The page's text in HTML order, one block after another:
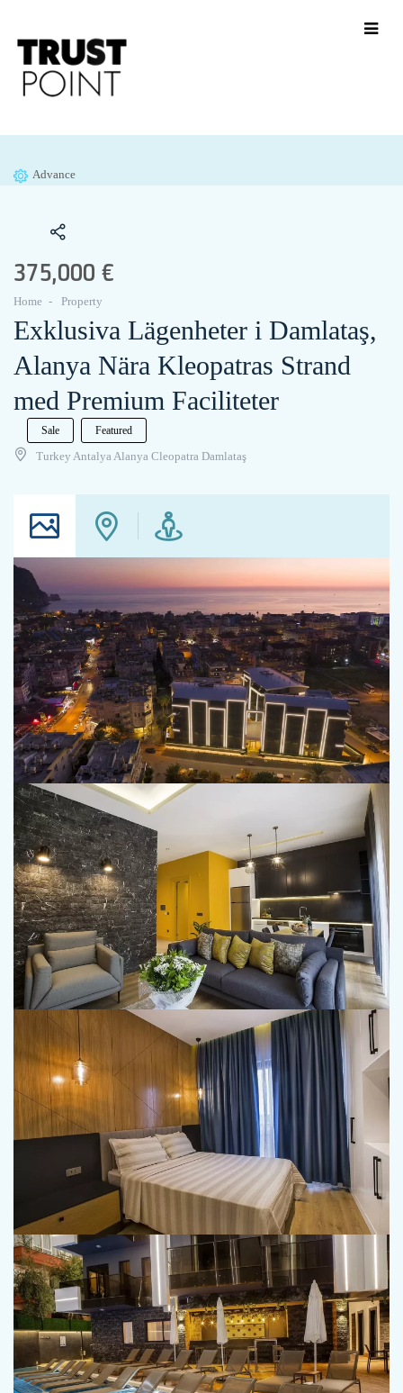
Advance
375,000 €
Home Property
Exklusiva Lägenheter i Damlataş,
Alanya Nära Kleopatras Strand
med Premium Faciliteter
Sale Featured
Turkey Antalya Alanya Cleopatra Damlataş